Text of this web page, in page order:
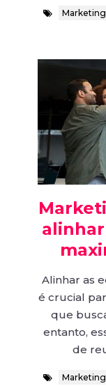
Alinhar as
é crucial
que
entanto,
de